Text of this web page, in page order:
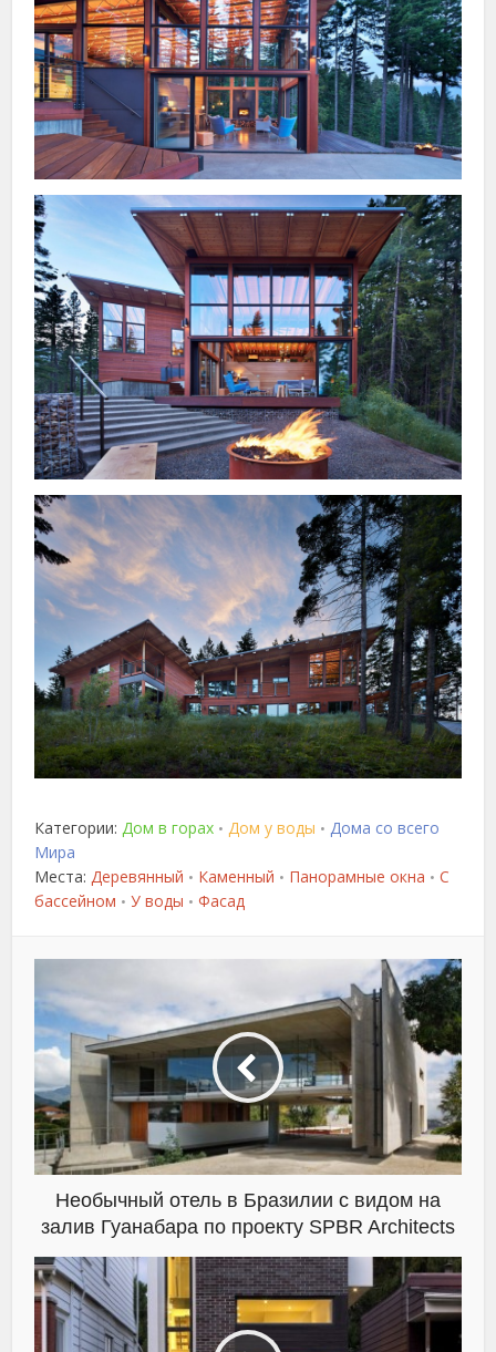
Категории:Дом в горах • Дом у воды • Дома со всего
Мира
Места:Деревянный • Каменный • Панорамные окна • С
бассейном • У воды • Фасад
Необычный отель в Бразилии с видом на
залив Гуанабара по проекту SPBR Architects